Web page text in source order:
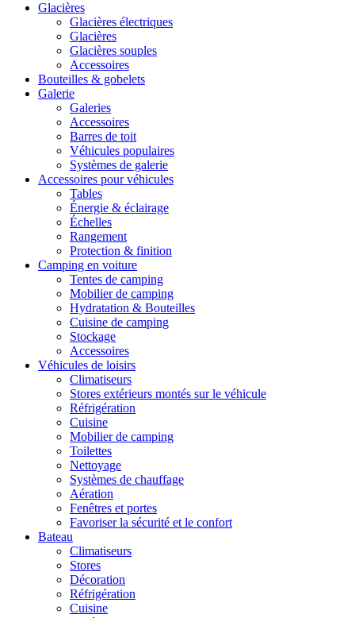
Glacières
Glacières électriques
Glacières
Glacières souples
Accessoires
Bouteilles & gobelets
Galerie
Galeries
Accessoires
Barres de toit
Véhicules populaires
Systèmes de galerie
Accessoires pour véhicules
Tables
Énergie & éclairage
Échelles
Rangement
Protection & finition
Camping en voiture
Tentes de camping
Mobilier de camping
Hydratation & Bouteilles
Cuisine de camping
Stockage
Accessoires
Véhicules de loisirs
Climatiseurs
Stores extérieurs montés sur le véhicule
Réfrigération
Cuisine
Mobilier de camping
Toilettes
Nettoyage
Systèmes de chauffage
Aération
Fenêtres et portes
Favoriser la sécurité et le confort
Bateau
Climatiseurs
Stores
Décoration
Réfrigération
Cuisine